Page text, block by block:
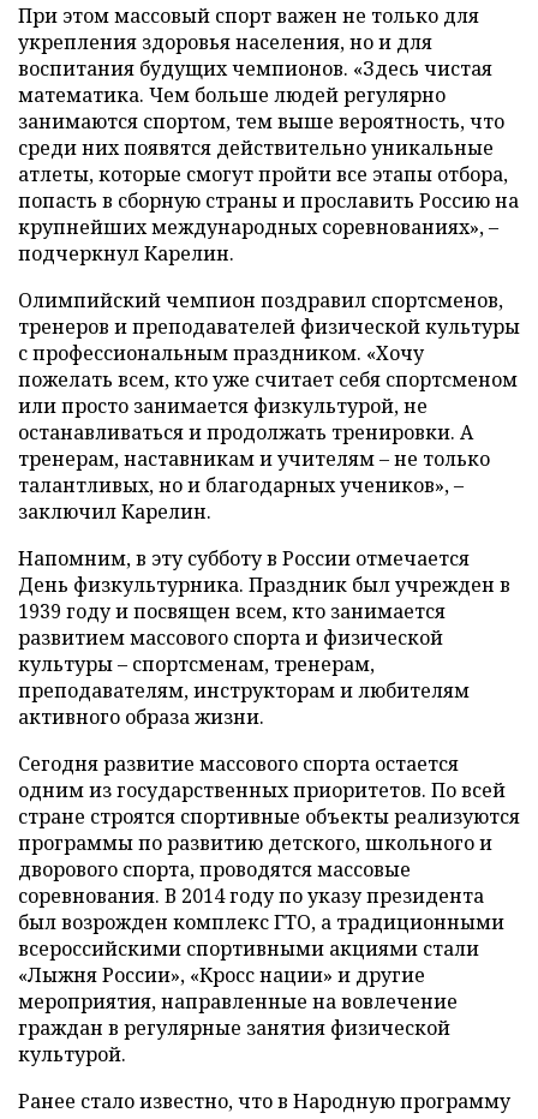
При этом массовый спорт важен не только для
укрепления здоровья населения, но и для
воспитания будущих чемпионов. «Здесь чистая
математика. Чем больше людей регулярно
занимаются спортом, тем выше вероятность, что
среди них появятся действительно уникальные
атлеты, которые смогут пройти все этапы отбора,
попасть в сборную страны и прославить Россию на
крупнейших международных соревнованиях», –
подчеркнул Карелин.
Олимпийский чемпион поздравил спортсменов,
тренеров и преподавателей физической культуры
с профессиональным праздником. «Хочу
пожелать всем, кто уже считает себя спортсменом
или просто занимается физкультурой, не
останавливаться и продолжать тренировки. А
тренерам, наставникам и учителям – не только
талантливых, но и благодарных учеников», –
заключил Карелин.
Напомним, в эту субботу в России отмечается
День физкультурника. Праздник был учрежден в
1939 году и посвящен всем, кто занимается
развитием массового спорта и физической
культуры – спортсменам, тренерам,
преподавателям, инструкторам и любителям
активного образа жизни.
Сегодня развитие массового спорта остается
одним из государственных приоритетов. По всей
стране строятся спортивные объекты реализуются
программы по развитию детского, школьного и
дворового спорта, проводятся массовые
соревнования. В 2014 году по указу президента
был возрожден комплекс ГТО, а традиционными
всероссийскими спортивными акциями стали
«Лыжня России», «Кросс нации» и другие
мероприятия, направленные на вовлечение
граждан в регулярные занятия физической
культурой.
Ранее стало известно, что в Народную программу